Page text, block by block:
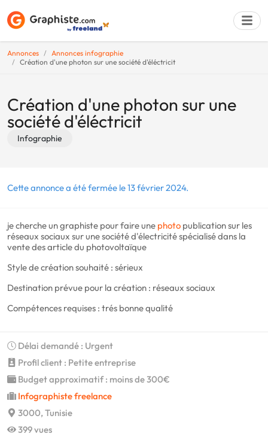
Annonces
Annonces infographie
Création d'une photon sur une société d'éléctricit
Création d'une photon sur une
société d'éléctricit
Infographie
Cette annonce a été fermée le 13 février 2024.
je cherche un graphiste pour faire une photo publication sur les
réseaux sociaux sur une société d'électricité spécialisé dans la
vente des article du photovoltaïque
Style de création souhaité : sérieux
Destination prévue pour la création : réseaux sociaux
Compétences requises : trés bonne qualité
Délai demandé : Urgent
Profil client : Petite entreprise
Budget approximatif : moins de 300€
Infographiste freelance
3000, Tunisie
399 vues